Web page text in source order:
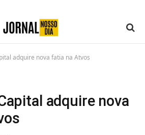
adquire nova fatia na Atvos
adquire nova